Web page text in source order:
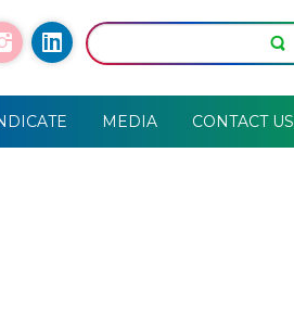
MEDIA CONTACT US